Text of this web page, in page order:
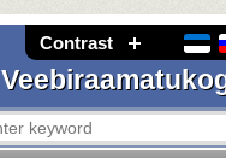
Contrast